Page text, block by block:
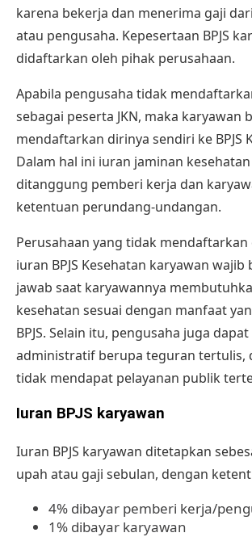
karena bekerja dan menerima gaji
atau pengusaha. Kepesertaan BPJS
didaftarkan oleh pihak perusahaan.
Apabila pengusaha tidak
sebagai peserta JKN, maka karyawan
mendaftarkan dirinya sendiri ke BPJS
Dalam hal ini iuran jaminan
ditanggung pemberi kerja dan
ketentuan perundang-undangan.
Perusahaan yang tidak
iuran BPJS Kesehatan karyawan wajib
jawab saat karyawannya
kesehatan sesuai dengan manfaat
BPJS. Selain itu, pengusaha juga
administratif berupa teguran tertulis,
tidak mendapat pelayanan publik
Iuran BPJS karyawan
Iuran BPJS karyawan ditetapkan
upah atau gaji sebulan, dengan
4% dibayar pemberi kerja/
1% dibayar karyawan